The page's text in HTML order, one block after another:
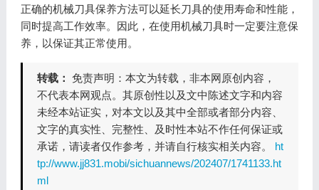
正确的机械刀具保养方法可以延长刀具的使用寿命和性能，
同时提高工作效率。因此，在使用机械刀具时一定要注意保
养，以保证其正常使用。
转载： 免责声明：本文为转载，非本网原创内容，
不代表本网观点。其原创性以及文中陈述文字和内容
未经本站证实，对本文以及其中全部或者部分内容、
文字的真实性、完整性、及时性本站不作任何保证或
承诺，请读者仅作参考，并请自行核实相关内容。 ht
tp://www.jj831.mobi/sichuannews/202407/1741133.ht
ml